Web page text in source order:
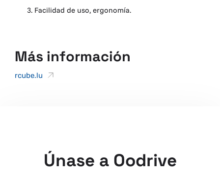
Facilidad de uso, ergonomía.
Más información
rcube.lu
Únase a Oodrive